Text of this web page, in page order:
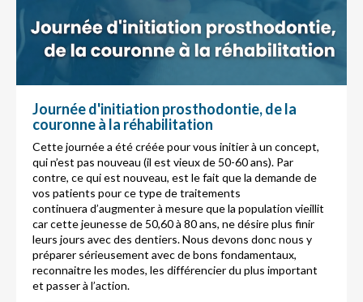
Journée d'initiation prosthodontie, de la
couronne à la réhabilitation
Cette journée a été créée pour vous initier à un concept,
qui n’est pas nouveau (il est vieux de 50-60 ans). Par
contre, ce qui est nouveau, est le fait que la demande de
vos patients pour ce type de traitements
continuera d’augmenter à mesure que la population vieillit
car cette jeunesse de 50,60 à 80 ans, ne désire plus finir
leurs jours avec des dentiers. Nous devons donc nous y
préparer sérieusement avec de bons fondamentaux,
reconnaitre les modes, les différencier du plus important
et passer à l’action.